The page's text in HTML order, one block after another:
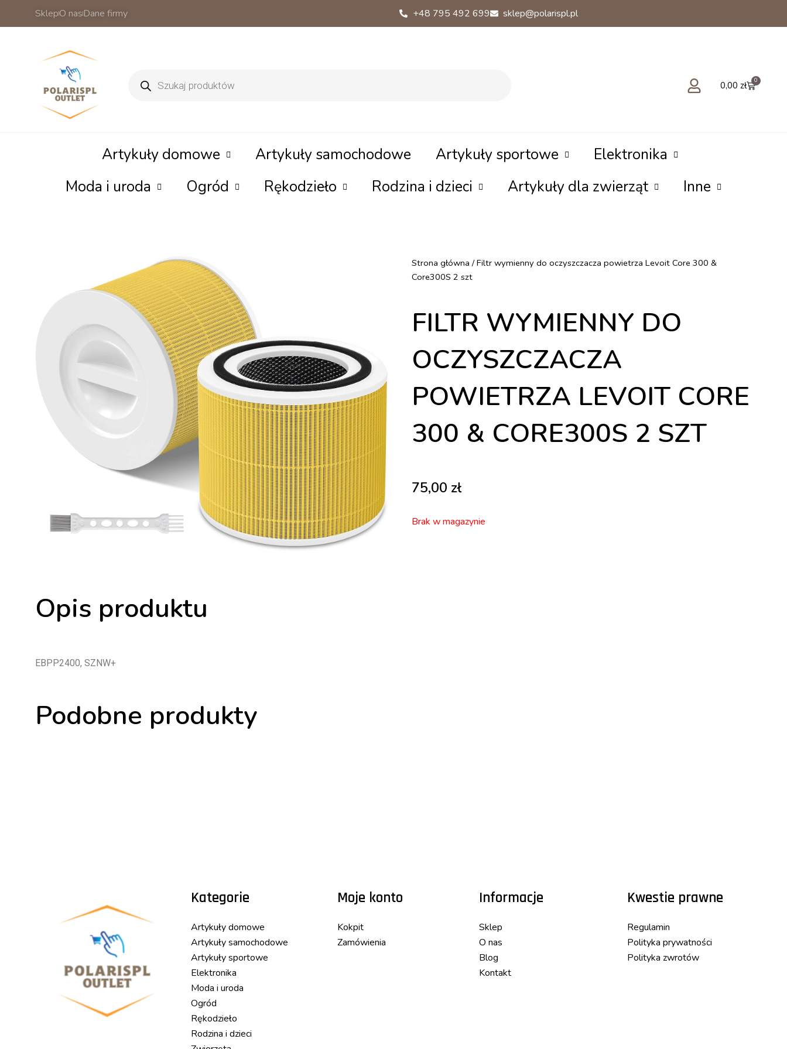
SklepO nasDane firmy +48 795 492 699 sklep@polarispl.pl
produktów
0,00 zł 0
Cart
Artykuły domowe Artykuły samochodowe Artykuły sportowe
Elektronika
Moda i uroda
Ogród Rękodzieło Rodzina i dzieci Artykuły dla zwierząt Inne
Strona główna / Filtr wymienny do oczyszczacza powietrza Levoit Core 300 &
Core300S 2 szt
FILTR WYMIENNY DO
OCZYSZCZACZA
POWIETRZA LEVOIT CORE
300 & CORE300S 2 SZT
75,00 zł
Brak w magazynie
Opis produktu
EBPP2400, SZNW+
Podobne produkty
Kategorie
Artykuły domowe
Artykuły samochodowe
Artykuły sportowe
Elektronika
Moda i uroda
Ogród
Rękodzieło
Rodzina i dzieci
Moje konto
Kokpit
Zamówienia
Informacje
Sklep
O nas
Blog
Kontakt
Kwestie prawne
Regulamin
Polityka prywatności
Polityka zwrotów